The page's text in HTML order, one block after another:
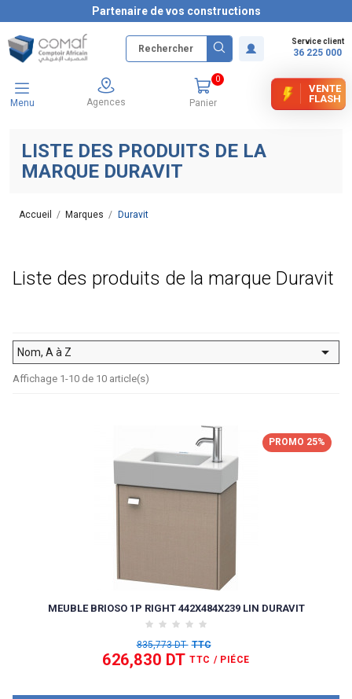
Partenaire de vos constructions
Service client
36 225 000
Menu Agences Panier
0
VENTE
FLASH
LISTE DES PRODUITS DE LA
MARQUE DURAVIT
Accueil Marques Duravit
Liste des produits de la marque Duravit
Nom, A à Z 
Affichage 1-10 de 10 article(s)
PROMO 25%
MEUBLE BRIOSO 1P RIGHT 442X484X239 LIN DURAVIT
835,773 DT TTC
626,830 DT TTC / PIÉCE